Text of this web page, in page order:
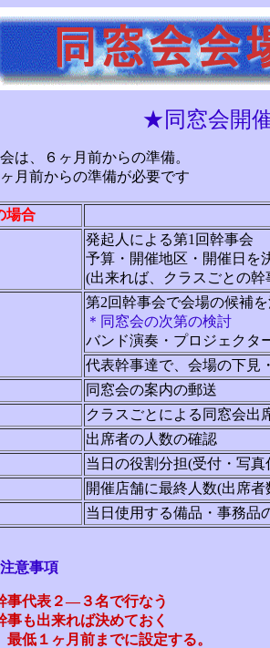
★同窓会開
は、６ヶ月前からの準備。
月前からの準備が必要です
場合
発起人による第1回幹事会
予算・開催地区・開催日を
(出来れば、クラスごとの幹
第2回幹事会で会場の候補
＊同窓会の次第の検討
バンド演奏・プロジェクタ
代表幹事達で、会場の下見
同窓会の案内の郵送
クラスごとによる同窓会出
出席者の人数の確認
当日の役割分担(受付・写
開催店舗に最終人数(出席
当日使用する備品・事務品
意事項
事代表２―３名で行なう
事も出来れば決めておく
最低１ヶ月前までに設定する。